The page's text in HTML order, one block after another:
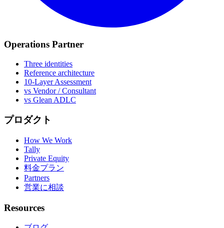
Operations Partner
Three identities
Reference architecture
10-Layer Assessment
vs Vendor / Consultant
vs Glean ADLC
プロダクト
How We Work
Tally
Private Equity
料金プラン
Partners
営業に相談
Resources